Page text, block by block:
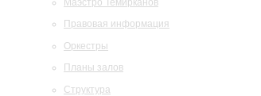
Правовая информация
Оркестры
Планы залов
Структура